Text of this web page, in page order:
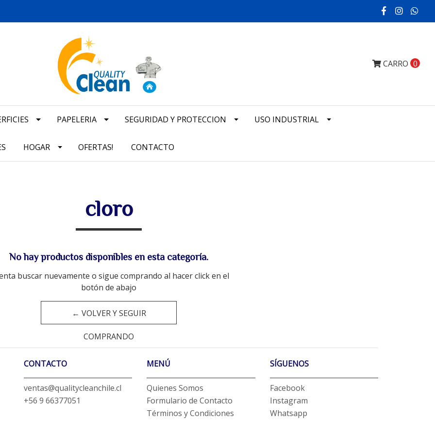
CARRO 0
PAPELERIA SEGURIDAD Y PROTECCION USO INDUSTRIAL
HOGAR OFERTAS! CONTACTO
cloro
No hay productos disponibles en esta categoría.
buscar nuevamente o sigue comprando al hacer click en el
botón de abajo
← VOLVER Y SEGUIR
COMPRANDO
CONTACTO
ventas@qualitycleanchile.cl
+56 9 66377051
MENÚ
Quienes Somos
Formulario de Contacto
Términos y Condiciones
SÍGUENOS
Facebook
Instagram
Whatsapp